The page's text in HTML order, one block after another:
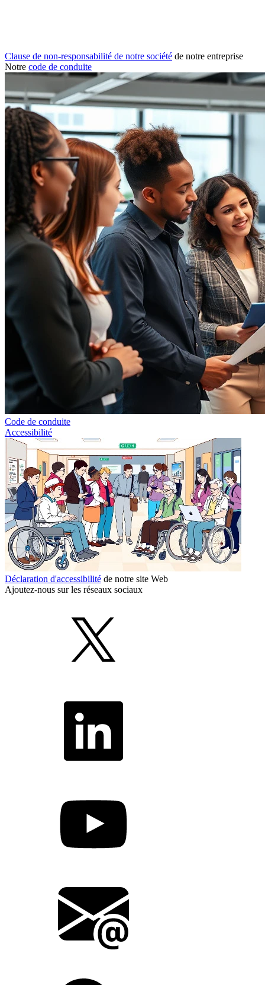
Clause de non-responsabilité de notre société de notre entreprise
Notre code de conduite
Code de conduite
Accessibilité
Déclaration d'accessibilité de notre site Web
Ajoutez-nous sur les réseaux sociaux